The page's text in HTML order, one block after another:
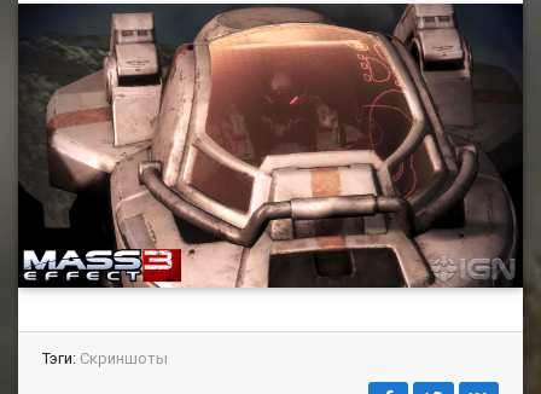
Тэги: Скриншоты